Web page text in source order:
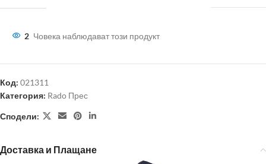
2 Човека наблюдават този продукт
Код: 021311
Категория: Rado Прес
Сподели:
Доставка и Плащане